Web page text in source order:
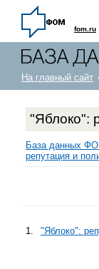
fom.ru
На главный сайт
"Яблоко":
База данных
репутация и
1. "Яблоко":